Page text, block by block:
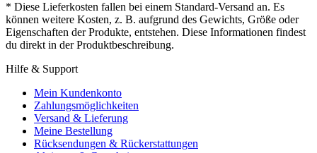
* Diese Lieferkosten fallen bei einem Standard-Versand an. Es
können weitere Kosten, z. B. aufgrund des Gewichts, Größe oder
Eigenschaften der Produkte, entstehen. Diese Informationen findest
du direkt in der Produktbeschreibung.
Hilfe & Support
Mein Kundenkonto
Zahlungsmöglichkeiten
Versand & Lieferung
Meine Bestellung
Rücksendungen & Rückerstattungen